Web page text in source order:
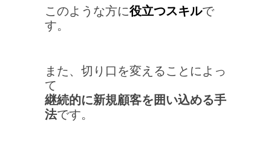
このような方に役立つスキルで
す。
また、切り口を変えることによっ
て
継続的に新規顧客を囲い込める手
法です。